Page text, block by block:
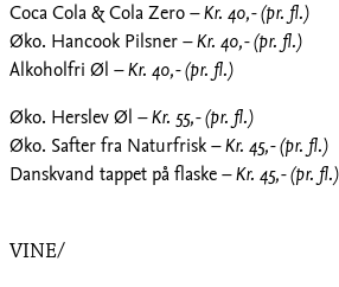
Coca Cola & Cola Zero– Kr. 40,- (pr. fl.)
Øko. Hancook Pilsner– Kr. 40,- (pr. fl.)
Alkoholfri Øl – Kr. 40,- (pr. fl.)
Øko. Herslev Øl – Kr. 55,- (pr. fl.)
Øko. Safter fra Naturfrisk– Kr. 45,- (pr. fl.)
Danskvand tappet på flaske– Kr. 45,- (pr. fl.)
VINE/